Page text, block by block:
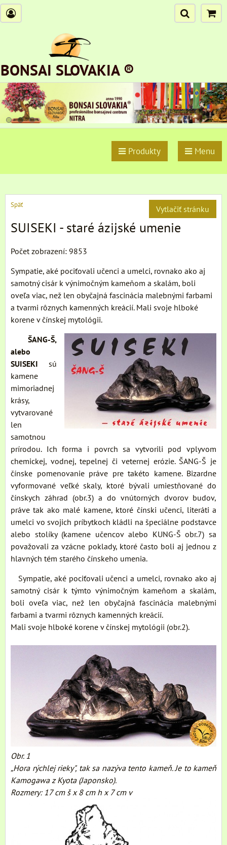
BONSAI SLOVAKIA ®
Produkty Menu
Späť Vytlačiť stránku
SUISEKI - staré ázijské umenie
Počet zobrazení: 9853
Sympatie, aké pociťovali učenci a umelci, rovnako ako aj
samotný cisár k výnimočným kameňom a skalám, boli
oveľa viac, než len obyčajná fascinácia malebnými farbami
a tvarmi rôznych kamenných kreácií. Mali svoje hlboké
korene v čínskej mytológii.
ŠANG-Š,
alebo
SUISEKI sú
kamene
mimoriadnej
krásy,
vytvarované
len
samotnou
prírodou. Ich forma i povrch sa vytvorili pod vplyvom
chemickej, vodnej, tepelnej či veternej erózie. ŠANG-Š je
čínske pomenovanie práve pre takéto kamene. Bizardne
vyformované veľké skaly, ktoré bývali umiestňované do
čínskych záhrad (obr.3) a do vnútorných dvorov budov,
práve tak ako malé kamene, ktoré čínski učenci, literáti a
umelci vo svojich príbytkoch kládli na špeciálne podstavce
alebo stolíky (kamene učencov alebo KUNG-Š obr.7) sa
považovali za vzácne poklady, ktoré často boli aj jednou z
hlavných tém starého čínskeho umenia.
Sympatie, aké pociťovali učenci a umelci, rovnako ako aj
samotný cisár k týmto výnimočným kameňom a skalám,
boli oveľa viac, než len obyčajná fascinácia malebnými
farbami a tvarmi rôznych kamenných kreácií.
Mali svoje hlboké korene v čínskej mytológii (obr.2).
Obr. 1
„Hora rýchlej rieky", tak sa nazýva tento kameň. Je to kameň
Kamogawa z Kyota (Japonsko).
Rozmery: 17 cm š x 8 cm h x 7 cm v